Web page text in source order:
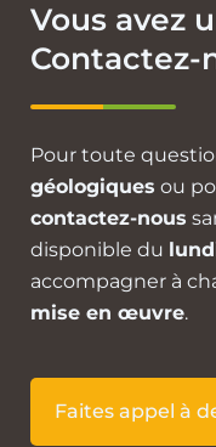
Vous avez
Contactez-
Pour toute
géologiques ou
contactez-nous
disponible du
accompagner à
mise en œuvre.
Faites appel à